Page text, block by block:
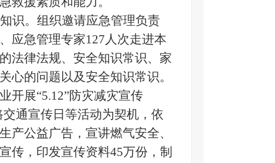
识。 组织邀请应急管理负责
应急管理专家127人次走进本
法律法规、安全知识常识、家
心的问题以及安全知识常识。
开展“5.12”防灾减灾宣传
交通宣传日等活动为契机，依
产公益广告，宣讲燃气安全、
传，印发宣传资料45万份，制